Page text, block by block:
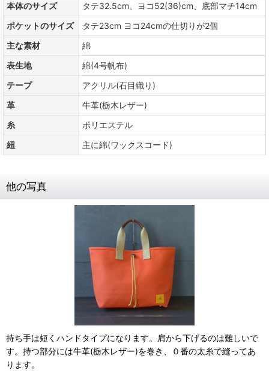
本体のサイズ
タテ32.5cm、ヨコ52(36)cm、底部マチ14cm
ポケットのサイズ
タテ23cm ヨコ24cmの仕切りが2個
主な素材
綿
表生地
綿(4号帆布)
テープ
アクリル(石目織り)
革
牛革(栃木レザー)
糸
ポリエステル
紐
主に綿(ワックスコード)
他の写真
持ち手は短くハンドタイプになります。肩から下げるのは難しいで
す。持つ部分には牛革(栃木レザー)を巻き、０番の太糸で縫ってあ
ります。